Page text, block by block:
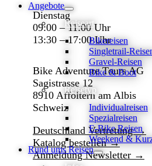
Angebote
Reiseart
Bikereisen
Singletrail-
Gravel-Reisen
Bike & Boot
Reisetyp
Individualreisen
Spezialreisen
E-Bike Reisen
Weekend &
Rund ums Reisen
Dienstag
09:00 – 11:00 Uhr
13:30 – 17:00 Uhr
Bike Adventure Tours AG
Sagistrasse 12
8910 Affoltern am Albis
Schweiz
Deutschland Vertretung →
Katalog bestellen →
Anmeldung Newsletter →